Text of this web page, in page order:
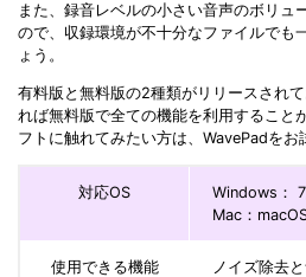
また、録音レベルの小さい音声のボリュ
ので、収録環境が不十分なファイルでも
ょう。
有料版と無料版の2種類がリリースされ
れば無料版で全ての機能を利用すること
フトに触れてみたい方は、WavePadをお
対応OS
Windows：
Mac：
使用できる機能
ノイズ除去